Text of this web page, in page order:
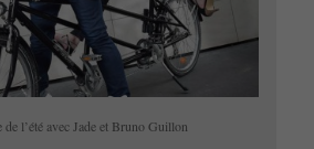
de l’été avec Jade et Bruno Guillon